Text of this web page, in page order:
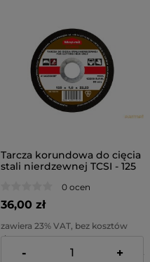
Tarcza korundowa do cięcia
stali nierdzewnej TCSI - 125
0 ocen
36,00 zł
zawiera 23% VAT, bez kosztów
dostawy
Cena netto:
29,27 zł
- +